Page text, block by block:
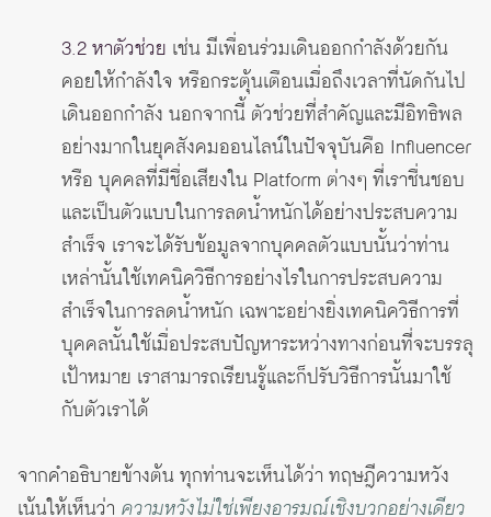
3.2 หาตัวช่วย เช่น มีเพื่อนร่วมเดินออกกำลังด้วยกัน
คอยให้กำลังใจ หรือกระตุ้นเตือนเมื่อถึงเวลาที่นัดกันไป
เดินออกกำลัง นอกจากนี้ ตัวช่วยที่สำคัญและมีอิทธิพล
อย่างมากในยุคสังคมออนไลน์ในปัจจุบันคือ Influencer
หรือ บุคคลที่มีชื่อเสียงใน Platform ต่างๆ ที่เราชื่นชอบ
และเป็นตัวแบบในการลดน้ำหนักได้อย่างประสบความ
สำเร็จ เราจะได้รับข้อมูลจากบุคคลตัวแบบนั้นว่าท่าน
เหล่านั้นใช้เทคนิควิธีการอย่างไรในการประสบความ
สำเร็จในการลดน้ำหนัก เฉพาะอย่างยิ่งเทคนิควิธีการที่
บุคคลนั้นใช้เมื่อประสบปัญหาระหว่างทางก่อนที่จะบรรลุ
เป้าหมาย เราสามารถเรียนรู้และก็ปรับวิธีการนั้นมาใช้
กับตัวเราได้
จากคำอธิบายข้างต้น ทุกท่านจะเห็นได้ว่า ทฤษฎีความหวัง
เน้นให้เห็นว่า ความหวังไม่ใช่เพียงอารมณ์เชิงบวกอย่างเดียว